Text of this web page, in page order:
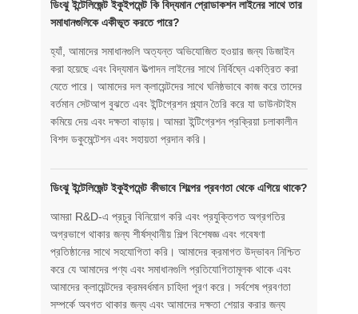
ডিংঝু ইন্টেলিজেন্ট ইকুইপমেন্ট কি বিদ্যমান প্রোডাকশন লাইনের সাথে তার
সমাধানগুলিকে একীভূত করতে পারে?
হ্যাঁ, আমাদের সমাধানগুলি অত্যন্ত অভিযোজিত হওয়ার জন্য ডিজাইন
করা হয়েছে এবং বিদ্যমান উত্পাদন লাইনের সাথে নির্বিঘ্নে একত্রিত করা
যেতে পারে। আমাদের দল ক্লায়েন্টদের সাথে ঘনিষ্ঠভাবে কাজ করে তাদের
বর্তমান সেটআপ বুঝতে এবং ইন্টিগ্রেশন প্ল্যান তৈরি করে যা ডাউনটাইম
কমিয়ে দেয় এবং দক্ষতা বাড়ায়। আমরা ইন্টিগ্রেশন প্রক্রিয়া চলাকালীন
বিশদ ডকুমেন্টেশন এবং সহায়তা প্রদান করি।
ডিংঝু ইন্টেলিজেন্ট ইকুইপমেন্ট কীভাবে শিল্পের প্রবণতা থেকে এগিয়ে থাকে?
আমরা R&D-এ প্রচুর বিনিয়োগ করি এবং প্রযুক্তিগত অগ্রগতির
অগ্রভাগে থাকার জন্য শীর্ষস্থানীয় শিল্প বিশেষজ্ঞ এবং গবেষণা
প্রতিষ্ঠানের সাথে সহযোগিতা করি। আমাদের ক্রমাগত উদ্ভাবন নিশ্চিত
করে যে আমাদের পণ্য এবং সমাধানগুলি প্রতিযোগিতামূলক থাকে এবং
আমাদের ক্লায়েন্টদের ক্রমবর্ধমান চাহিদা পূরণ করে। সর্বশেষ প্রবণতা
সম্পর্কে অবগত থাকার জন্য এবং আমাদের দক্ষতা শেয়ার করার জন্য